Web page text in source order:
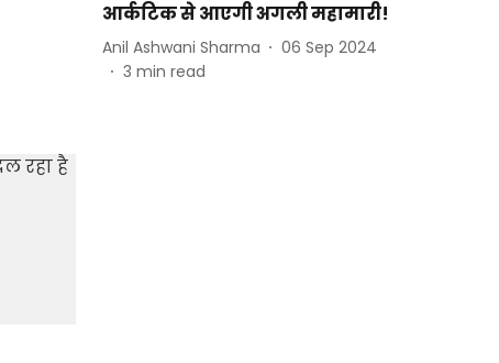
आर्कटिक से आएगी अगली महामारी!
Anil Ashwani Sharma
06 Sep 2024
3 min read